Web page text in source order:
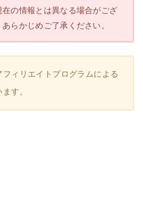
の情報とは異なる場合がござ
らかじめご了承ください。
ィリエイトプログラムによる
す。